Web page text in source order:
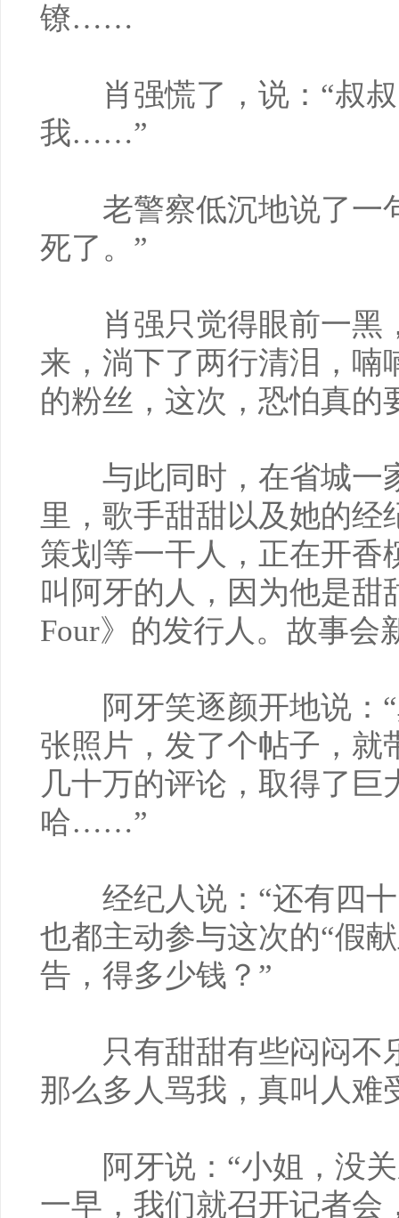
镣……
肖强慌了，说：“叔叔
我……”
老警察低沉地说了一
死了。”
肖强只觉得眼前一黑
来，淌下了两行清泪，喃
的粉丝，这次，恐怕真的
与此同时，在省城一
里，歌手甜甜以及她的经
策划等一干人，正在开香
叫阿牙的人，因为他是甜
Four》的发行人。故事会
阿牙笑逐颜开地说：“
张照片，发了个帖子，就
几十万的评论，取得了巨
哈……”
经纪人说：“还有四十
也都主动参与这次的“假
告，得多少钱？”
只有甜甜有些闷闷不
那么多人骂我，真叫人难
阿牙说：“小姐，没关
一早，我们就召开记者会